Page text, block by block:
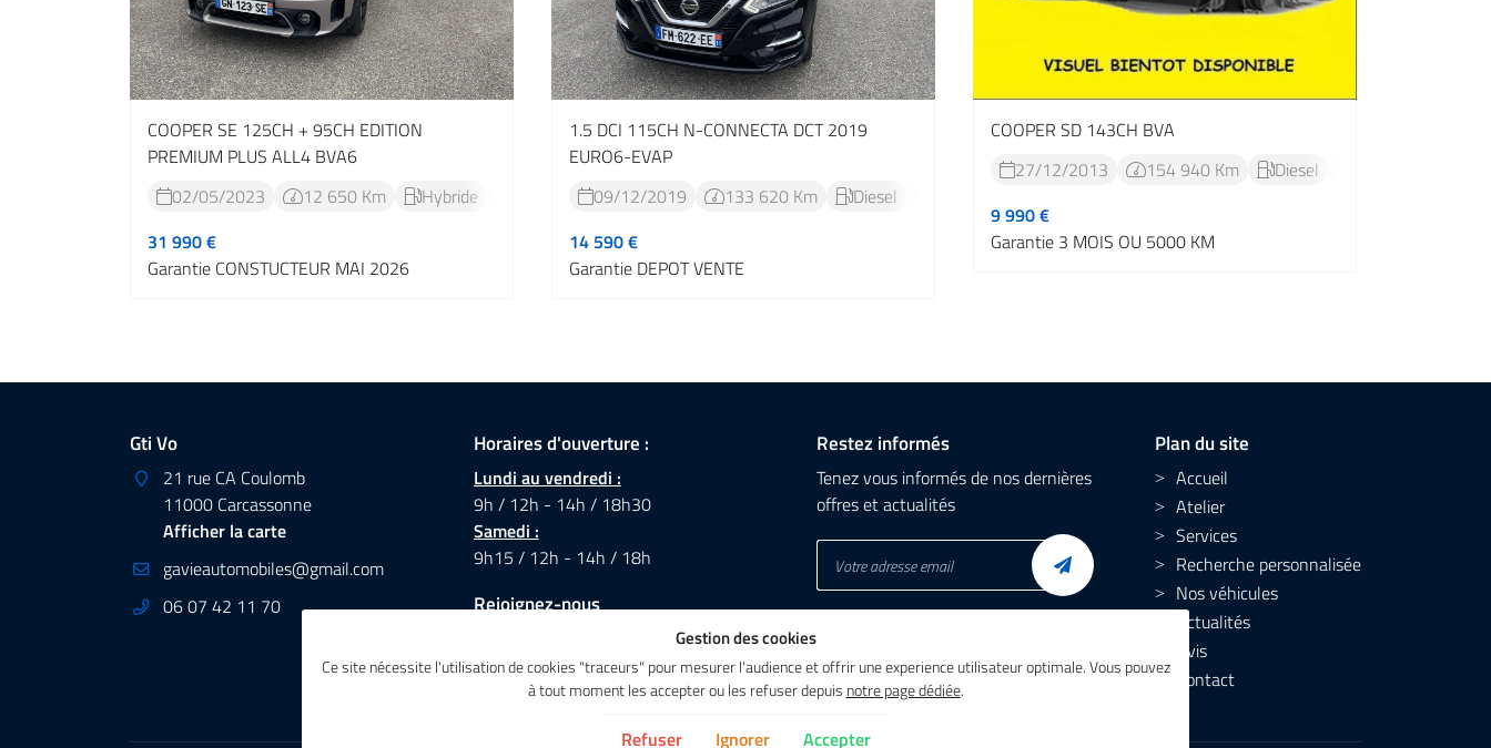
COOPER SE 125CH + 95CH EDITION
PREMIUM PLUS ALL4 BVA6
02/05/2023 12 650 Km Hybride
Automatique
31 990 €
Garantie CONSTUCTEUR MAI 2026
1.5 DCI 115CH N-CONNECTA DCT 2019
EURO6-EVAP
09/12/2019 133 620 Km Diesel
14 590 €
Garantie DEPOT VENTE
COOPER SD 143CH BVA
27/12/2013 154 940 Km Diesel
9 990 €
Garantie 3 MOIS OU 5000 KM
Gti Vo
21 rue CA Coulomb
11000 Carcassonne
Afficher la carte
06 07 42 11 70
Horaires d'ouverture :
Lundi au vendredi :
9h / 12h - 14h / 18h30
Samedi :
9h15 / 12h - 14h / 18h
Rejoignez-nous
Restez informés
Tenez vous informés de nos dernières
offres et actualités
Plan du site
Accueil
Atelier
Services
Recherche personnalisée
Nos véhicules
Actualités
Avis
Contact
Gestion des cookies
Ce site nécessite l'utilisation de cookies "traceurs" pour mesurer l'audience et offrir une experience utilisateur optimale. Vous pouvez
à tout moment les accepter ou les refuser depuis notre page dédiée.
Refuser Ignorer Accepter